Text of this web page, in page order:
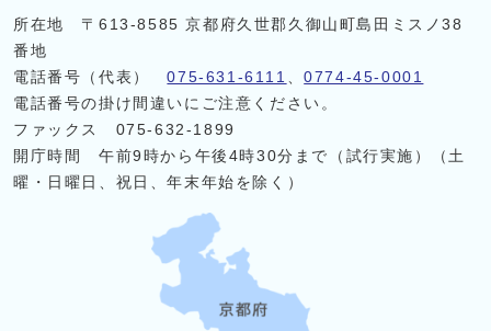
所在地 〒613-8585 京都府久世郡久御山町島田ミスノ38
番地
電話番号（代表）075-631-6111 、0774-45-0001
電話番号の掛け間違いにご注意ください。
ファックス 075-632-1899
開庁時間 午前9時から午後4時30分まで（試行実施）（土
曜・日曜日、祝日、年末年始を除く）